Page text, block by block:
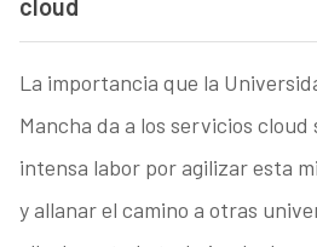
cloud
La importancia que la
Mancha da a los servicios
intensa labor por agilizar esta
y allanar el camino a otras